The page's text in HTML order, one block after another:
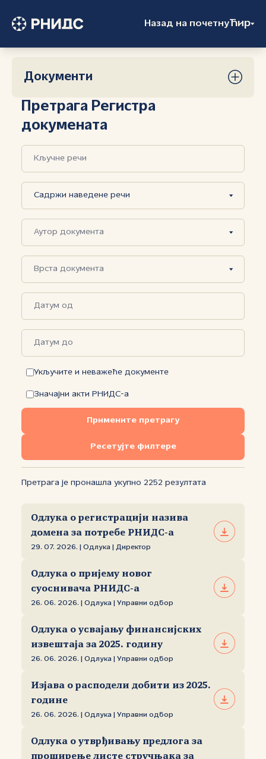
Назад на почетнуЋир
Документи
Претрага Регистра
докумената
Укључите и неважеће документе
Значајни акти РНИДС-а
Примените претрагу
Ресетујте филтере
Претрага је пронашла укупно 2252 резултата
Одлука o регистрацији назива
домена за потребе РНИДС‑а
29. 07. 2026. | Одлука | Директор
Одлука о пријему новог
суоснивача РНИДС‑а
26. 06. 2026. | Одлука | Управни одбор
Одлука о усвајању финансијских
извештаја за 2025. годину
26. 06. 2026. | Одлука | Управни одбор
Изјава о расподели добити из 2025.
године
26. 06. 2026. | Одлука | Управни одбор
Одлука о утврђивању предлога за
проширење листе стручњака за